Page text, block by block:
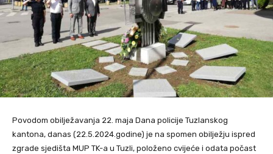
Povodom obilježavanja 22. maja Dana policije Tuzlanskog
kantona, danas (22.5.2024.godine) je na spomen obilježju ispred
zgrade sjedišta MUP TK-a u Tuzli, položeno cvijeće i odata počast